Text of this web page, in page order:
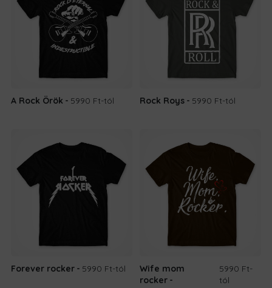
A Rock Örök 5990 Ft-tól Rock Roys 5990 Ft-tól
Forever rocker 5990 Ft-tól
Wife mom
rocker
5990 Ft-
tól